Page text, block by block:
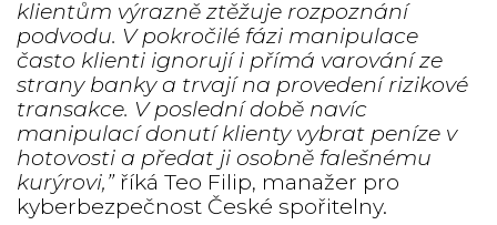
klientům výrazně ztěžuje rozpoznání
podvodu. V pokročilé fázi manipulace
často klienti ignorují i přímá varování ze
strany banky a trvají na provedení rizikové
transakce. V poslední době navíc
manipulací donutí klienty vybrat peníze v
hotovosti a předat ji osobně falešnému
kurýrovi,”říká Teo Filip, manažer pro
kyberbezpečnost České spořitelny.